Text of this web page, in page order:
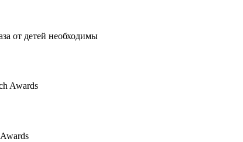
от детей необходимы